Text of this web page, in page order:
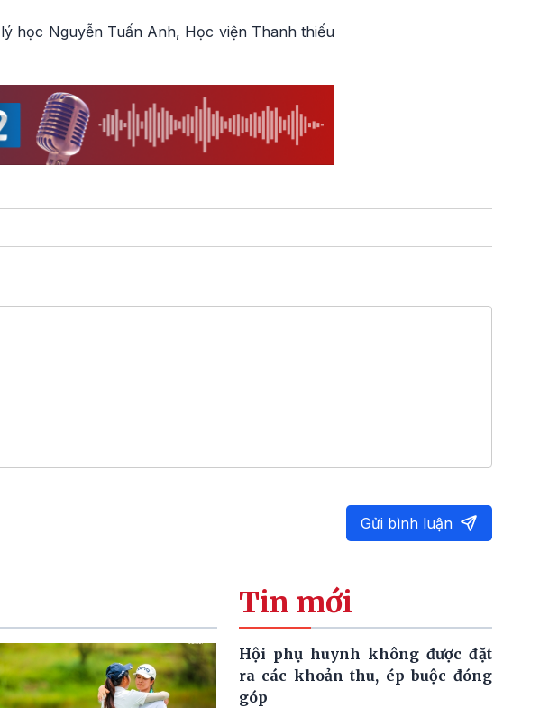
học Nguyễn Tuấn Anh, Học viện Thanh thiếu
Gửi bình luận
Tin mới
Hội phụ huynh không được đặt
ra các khoản thu, ép buộc đóng
góp